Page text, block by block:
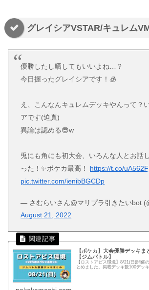
グレイシアVSTAR/キュレム
優勝したし晒してもいいよね…？
今日握ったグレイシアです！🧊
え、こんなんキュレムデッキやんって？
アです(迫真)
異論は認める😎w
兎にも角にも初大会、いろんな人とお話
った！✨ポケカ最高！ https://t.co/
pic.twitter.com/ienibBGCDp
— さむらいさん@マリプラ引きたいbot
August 21, 2022
【ポケカ】大会優勝デッキ
【ジムバトル】
【ロストアビス環境】8/21(日)開催
とめました。掲載デッキ数100デッ